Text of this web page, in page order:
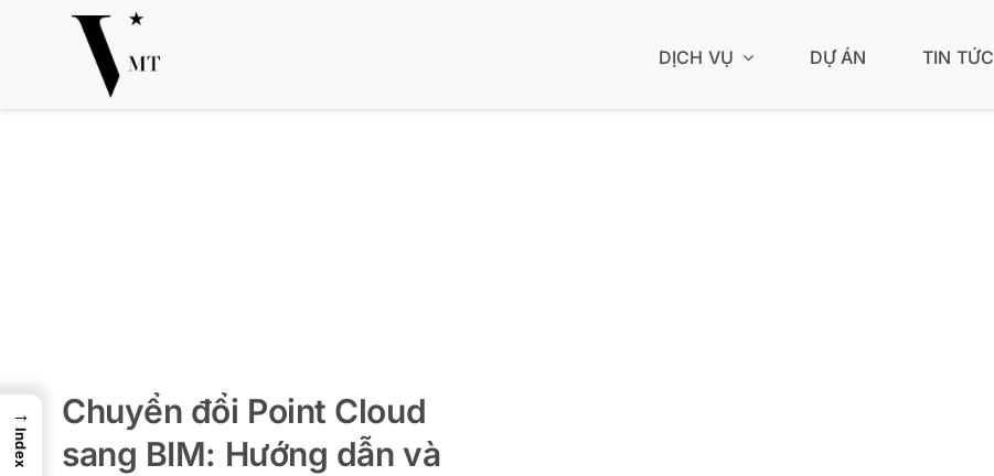
DỊCH VỤ DỰ ÁN TIN TỨC
Punktwolke zu BIM
Chuyển đổi Point Cloud
sang BIM: Hướng dẫn và
→
Index